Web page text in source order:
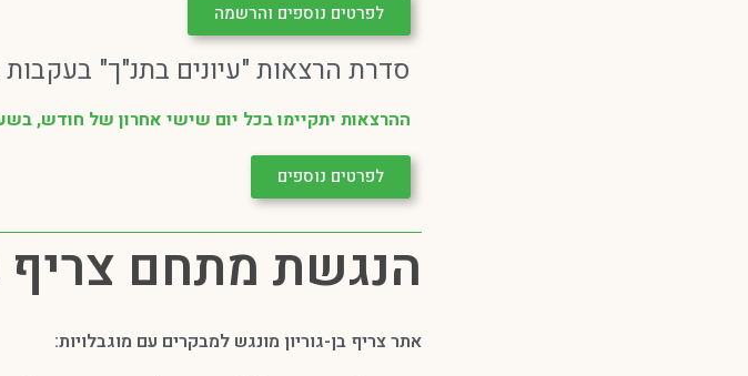
לפרטים נוספים והרשמה
סדרת הרצאות "עיונים בתנ"ך" בעקבות
ההרצאות יתקיימו בכל יום שישי אחרון של חודש, בשעה
לפרטים נוספים
הנגשת מתחם צריף
אתר צריף בן-גוריון מונגש למבקרים עם מוגבלויות: